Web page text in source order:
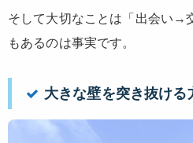
そして大切なことは「出会い→
もあるのは事実です。
大きな壁を突き抜ける